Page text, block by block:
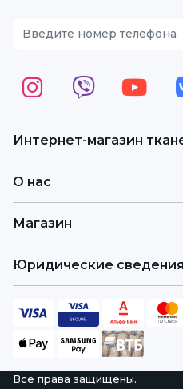
Интернет-магазин
О нас
Магазин
Юридические сведения
Все права защищены.